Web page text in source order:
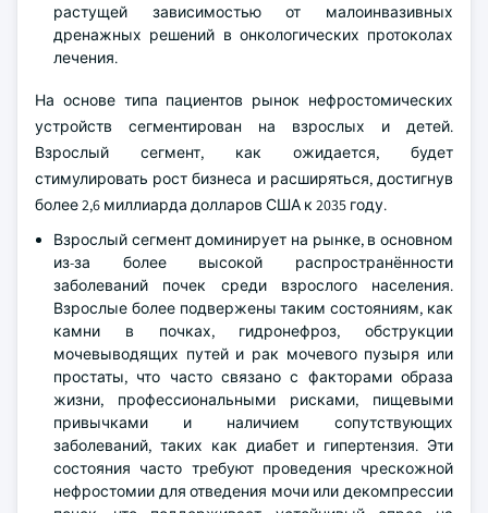
растущей зависимостью от малоинвазивных
дренажных решений в онкологических протоколах
лечения.
На основе типа пациентов рынок нефростомических
устройств сегментирован на взрослых и детей.
Взрослый сегмент, как ожидается, будет
стимулировать рост бизнеса и расширяться, достигнув
более 2,6 миллиарда долларов США к 2035 году.
Взрослый сегмент доминирует на рынке, в основном
из-за более высокой распространённости
заболеваний почек среди взрослого населения.
Взрослые более подвержены таким состояниям, как
камни в почках, гидронефроз, обструкции
мочевыводящих путей и рак мочевого пузыря или
простаты, что часто связано с факторами образа
жизни, профессиональными рисками, пищевыми
привычками и наличием сопутствующих
заболеваний, таких как диабет и гипертензия. Эти
состояния часто требуют проведения чрескожной
нефростомии для отведения мочи или декомпрессии